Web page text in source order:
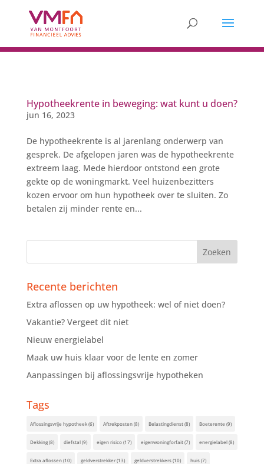
Hypotheekrente in beweging: wat kunt u doen?
jun 16, 2023
De hypotheekrente is al jarenlang onderwerp van
gesprek. De afgelopen jaren was de hypotheekrente
extreem laag. Mede hierdoor ontstond een grote
gekte op de woningmarkt. Veel huizenbezitters
kozen ervoor om hun hypotheek over te sluiten. Zo
betalen zij minder rente en...
Recente berichten
Extra aflossen op uw hypotheek: wel of niet doen?
Vakantie? Vergeet dit niet
Nieuw energielabel
Maak uw huis klaar voor de lente en zomer
Aanpassingen bij aflossingsvrije hypotheken
Tags
Aflossingsvrije hypotheek(6) Aftrekposten(8) Belastingdienst(8) Boeterente (9)
Dekking(8) diefstal(9) eigen risico(17) eigenwoningforfait(7) energielabel(8)
Extra aflossen(10) geldverstrekker(13) geldverstrekkers(10) huis(7)